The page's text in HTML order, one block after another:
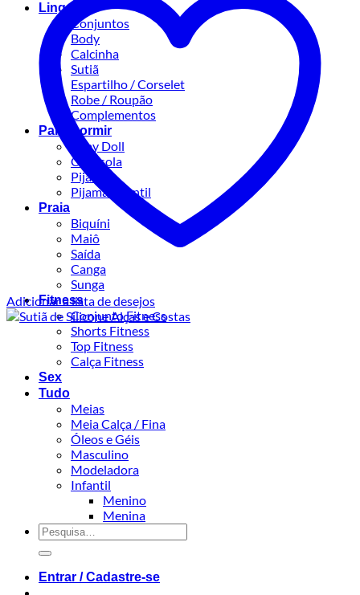
Lingerie
Conjuntos
Body
Calcinha
Sutiã
Espartilho / Corselet
Robe / Roupão
Complementos
Para Dormir
Baby Doll
Camisola
Pijama
Pijama Infantil
Praia
Biquíni
Maiô
Saída
Canga
Sunga
Fitness
Conjunto Fitness
Shorts Fitness
Top Fitness
Calça Fitness
Sex
Tudo
Meias
Meia Calça / Fina
Óleos e Géis
Masculino
Modeladora
Infantil
Menino
Menina
Pesquisar
por:
Entrar / Cadastre-se
Adicionar à lista de desejos